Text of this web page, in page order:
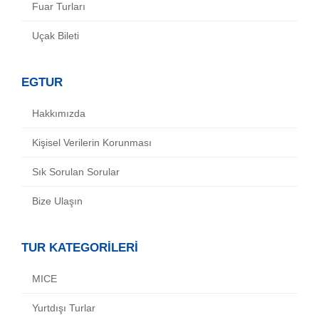
Fuar Turları
Uçak Bileti
EGTUR
Hakkımızda
Kişisel Verilerin Korunması
Sık Sorulan Sorular
Bize Ulaşın
TUR KATEGORİLERİ
MICE
Yurtdışı Turlar